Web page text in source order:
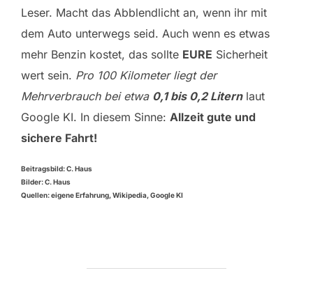
Leser. Macht das Abblendlicht an, wenn ihr mit
dem Auto unterwegs seid. Auch wenn es etwas
mehr Benzin kostet, das sollte EURE Sicherheit
wert sein. Pro 100 Kilometer liegt der
Mehrverbrauch bei etwa 0,1 bis 0,2 Liternlaut
Google KI. In diesem Sinne: Allzeit gute und
sichere Fahrt!
Beitragsbild: C. Haus
Bilder: C. Haus
Quellen: eigene Erfahrung, Wikipedia, Google KI